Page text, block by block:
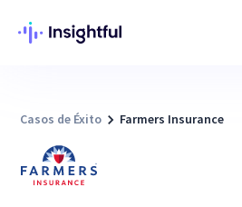
Casos de Éxito Farmers Insurance